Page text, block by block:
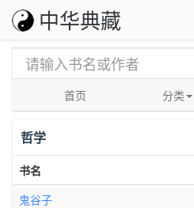
中华典藏
首页 分类
哲学
书名
鬼谷子